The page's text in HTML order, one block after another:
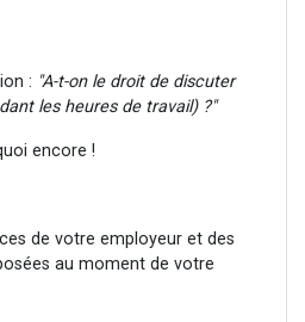
: "A-t-on le droit de discuter
les heures de travail) ?"
encore !
de votre employeur et des
au moment de votre